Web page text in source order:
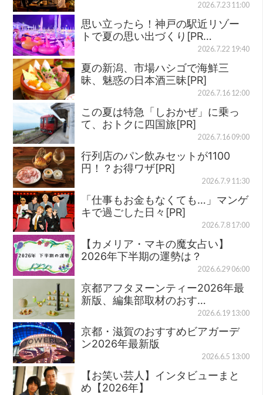
2026.7.23 11:00
思い立ったら！神戸の駅近リゾー
トで夏の思い出づくり[PR…
2026.7.22 19:40
夏の新潟、市場ハシゴで海鮮三
昧、魅惑の日本酒三昧[PR]
2026.7.16 12:00
この夏は特急「しおかぜ」に乗っ
て、おトクに四国旅[PR]
2026.7.16 09:00
行列店のパン飲みセットが1100
円！？お得ワザ[PR]
2026.7.9 11:30
「仕事もお金もなくても…」マンゲ
キで過ごした日々[PR]
2026.7.8 17:00
【カメリア・マキの魔女占い】
2026年下半期の運勢は？
2026.6.29 06:00
京都アフタヌーンティー2026年最
新版、編集部取材のおす…
2026.6.19 13:00
京都・滋賀のおすすめビアガーデ
ン2026年最新版
2026.6.5 13:00
【お笑い芸人】インタビューまと
め【2026年】